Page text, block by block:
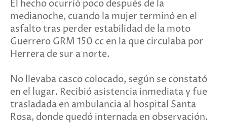
El hecho ocurrió poco después de la
medianoche, cuando la mujer terminó en el
asfalto tras perder estabilidad de la moto
Guerrero GRM 150 cc en la que circulaba por
Herrera de sur a norte.
No llevaba casco colocado, según se constató
en el lugar. Recibió asistencia inmediata y fue
trasladada en ambulancia al hospital Santa
Rosa, donde quedó internada en observación.